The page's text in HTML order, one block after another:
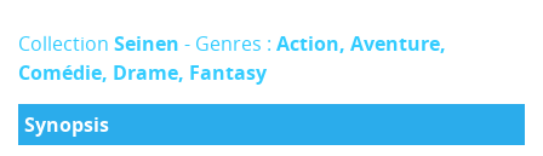
Collection Seinen - Genres : Action, Aventure,
Comédie, Drame, Fantasy
Synopsis